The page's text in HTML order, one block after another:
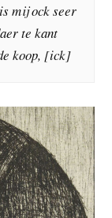
mij ock seer
te kant
koop, [ick]